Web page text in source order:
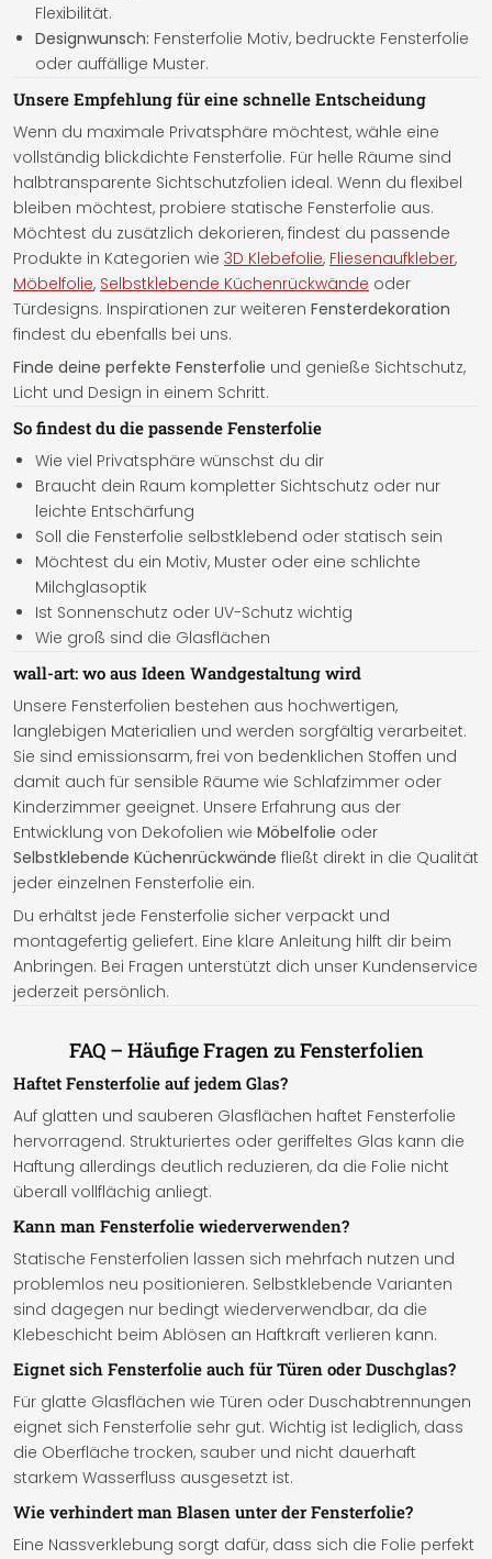
Flexibilität.
Designwunsch: Fensterfolie Motiv, bedruckte Fensterfolie
oder auffällige Muster.
Unsere Empfehlung für eine schnelle Entscheidung
Wenn du maximale Privatsphäre möchtest, wähle eine
vollständig blickdichte Fensterfolie. Für helle Räume sind
halbtransparente Sichtschutzfolien ideal. Wenn du flexibel
bleiben möchtest, probiere statische Fensterfolie aus.
Möchtest du zusätzlich dekorieren, findest du passende
Produkte in Kategorien wie 3D Klebefolie, Fliesenaufkleber,
Möbelfolie, Selbstklebende Küchenrückwände oder
Türdesigns. Inspirationen zur weiteren Fensterdekoration
findest du ebenfalls bei uns.
Finde deine perfekte Fensterfolie und genieße Sichtschutz,
Licht und Design in einem Schritt.
So findest du die passende Fensterfolie
Wie viel Privatsphäre wünschst du dir
Braucht dein Raum kompletter Sichtschutz oder nur
leichte Entschärfung
Soll die Fensterfolie selbstklebend oder statisch sein
Möchtest du ein Motiv, Muster oder eine schlichte
Milchglasoptik
Ist Sonnenschutz oder UV-Schutz wichtig
Wie groß sind die Glasflächen
wall-art: wo aus Ideen Wandgestaltung wird
Unsere Fensterfolien bestehen aus hochwertigen,
langlebigen Materialien und werden sorgfältig verarbeitet.
Sie sind emissionsarm, frei von bedenklichen Stoffen und
damit auch für sensible Räume wie Schlafzimmer oder
Kinderzimmer geeignet. Unsere Erfahrung aus der
Entwicklung von Dekofolien wie Möbelfolie oder
Selbstklebende Küchenrückwände fließt direkt in die Qualität
jeder einzelnen Fensterfolie ein.
Du erhältst jede Fensterfolie sicher verpackt und
montagefertig geliefert. Eine klare Anleitung hilft dir beim
Anbringen. Bei Fragen unterstützt dich unser Kundenservice
jederzeit persönlich.
FAQ – Häufige Fragen zu Fensterfolien
Haftet Fensterfolie auf jedem Glas?
Auf glatten und sauberen Glasflächen haftet Fensterfolie
hervorragend. Strukturiertes oder geriffeltes Glas kann die
Haftung allerdings deutlich reduzieren, da die Folie nicht
überall vollflächig anliegt.
Kann man Fensterfolie wiederverwenden?
Statische Fensterfolien lassen sich mehrfach nutzen und
problemlos neu positionieren. Selbstklebende Varianten
sind dagegen nur bedingt wiederverwendbar, da die
Klebeschicht beim Ablösen an Haftkraft verlieren kann.
Eignet sich Fensterfolie auch für Türen oder Duschglas?
Für glatte Glasflächen wie Türen oder Duschabtrennungen
eignet sich Fensterfolie sehr gut. Wichtig ist lediglich, dass
die Oberfläche trocken, sauber und nicht dauerhaft
starkem Wasserfluss ausgesetzt ist.
Wie verhindert man Blasen unter der Fensterfolie?
Eine Nassverklebung sorgt dafür, dass sich die Folie perfekt